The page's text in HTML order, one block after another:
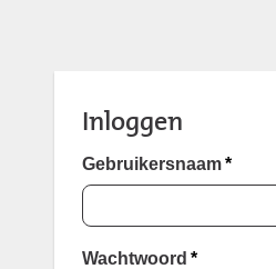
Inloggen
Gebruikersnaam *
Wachtwoord *